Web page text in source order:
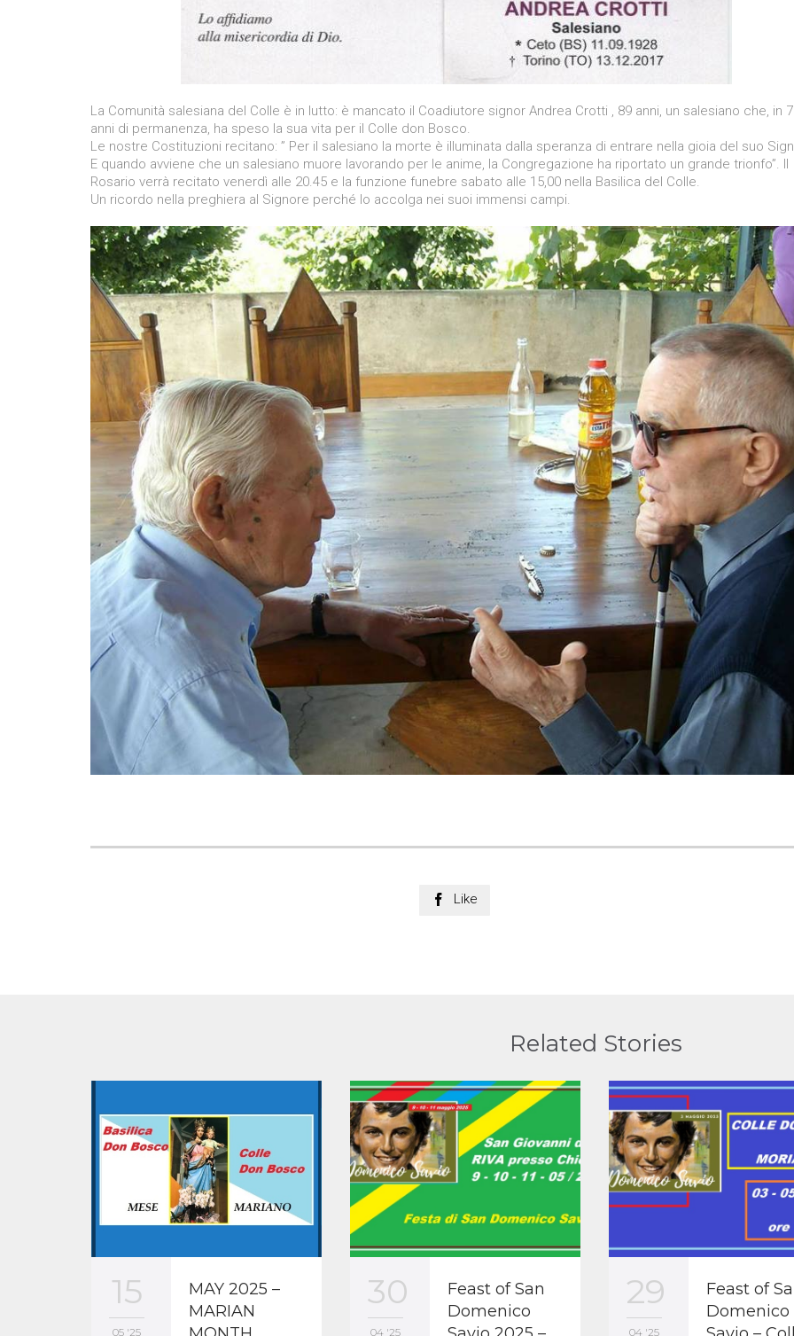
La Comunità salesiana del Colle è in lutto: è mancato il Coadiutore signor Andrea Crotti , 89 anni, un salesiano che, in
anni di permanenza, ha speso la sua vita per il Colle don Bosco.
Le nostre Costituzioni recitano: ” Per il salesiano la morte è illuminata dalla speranza di entrare nella gioia del suo
E quando avviene che un salesiano muore lavorando per le anime, la Congregazione ha riportato un grande trionfo”. Il
Rosario verrà recitato venerdì alle 20.45 e la funzione funebre sabato alle 15,00 nella Basilica del Colle.
Un ricordo nella preghiera al Signore perché lo accolga nei suoi immensi campi.
 Like
Related Stories
15
05 '25
MAY 2025 –
MARIAN
30
04 '25
Feast of San
Domenico
29
04 '25
Feast of
Domenico